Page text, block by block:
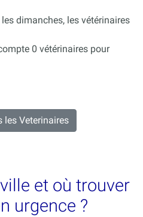
dimanches, les vétérinaires
0 vétérinaires pour
les Veterinaires
et où trouver
urgence ?